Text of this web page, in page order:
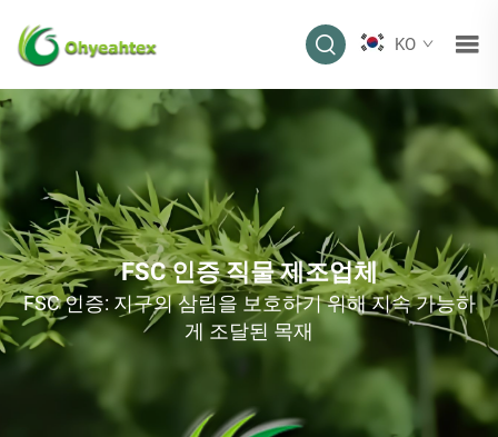
KO
FSC 인증 직물 제조업체
FSC 인증: 지구의 삼림을 보호하기 위해 지속 가능하
게 조달된 목재​​